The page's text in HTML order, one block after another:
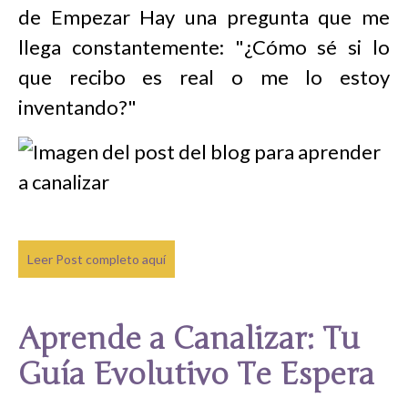
de Empezar Hay una pregunta que me
llega constantemente: "¿Cómo sé si lo
que recibo es real o me lo estoy
inventando?"
Leer Post completo aquí
Aprende a Canalizar: Tu
Guía Evolutivo Te Espera